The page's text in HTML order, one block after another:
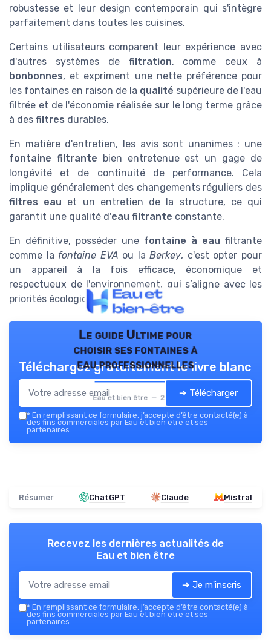
robustesse et leur design contemporain qui s'intègre
parfaitement dans toutes les cuisines.
Certains utilisateurs comparent leur expérience avec
d'autres systèmes de filtration, comme ceux à
bonbonnes, et expriment une nette préférence pour
les fontaines en raison de la qualité supérieure de l'eau
filtrée et de l'économie réalisée sur le long terme grâce
à des filtres durables.
En matière d'entretien, les avis sont unanimes : une
fontaine filtrante bien entretenue est un gage de
longévité et de continuité de performance. Cela
implique généralement des changements réguliers des
filtres eau et un entretien de la structure, ce qui
garantit une qualité d'eau filtrante constante.
En définitive, posséder une fontaine à eau filtrante
comme la fontaine EVA ou laBerkey, c'est opter pour
un appareil à la fois efficace, économique et
respectueux de l'environnement, qui s’aligne avec les
priorités écologiques contemporaines.
Le guide Ultime pour
choisir ses fontaines à
eau professionnelles
Eau et bien être — 2026
Téléchargez gratuitement le livre blanc
➔ Télécharger
* En remplissant ce formulaire, j’accepte d’être contacté(e) à
des fins commerciales par Eau et bien être et ses
partenaires.
Résumer ChatGPT Claude Mistral
Recevez les dernières actualités de
Eau et bien être
➔ Je m'inscris
* En remplissant ce formulaire, j’accepte d’être contacté(e) à
des fins commerciales par Eau et bien être et ses
partenaires.